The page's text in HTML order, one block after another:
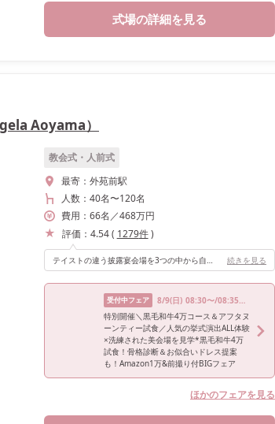
式場の詳細を見る
Aoyama）
教会式・人前式
最寄： 外苑前駅
人数： 40名〜120名
費用： 66名 ／468万円
評価： 4.54( 1279件)
テイストの違う披露宴会場を3つの中から自分に合った会場を選べることです。 続きを見る
受付中フェア 8/9(日) 08:30〜/08:35〜/13:30〜
特別開催＼黒毛和牛4万コース＆アフタヌ
ーンティー試食／人気の挙式演出ALL体験
×洗練された美会場を見学*黒毛和牛4万
試食！骨格診断＆お似合いドレス提案
も！Amazon1万&前撮り付BIGフェア
ほかのフェアを見る